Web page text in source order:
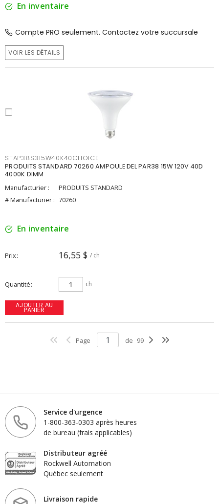
En inventaire
Compte PRO seulement. Contactez votre succursale
VOIR LES DÉTAILS
STAP38S315W40K40CHOICE
PRODUITS STANDARD 70260 AMPOULE DEL PAR38 15W 120V 40D
4000K DIMM
Manufacturier :
PRODUITS STANDARD
# Manufacturier : 70260
En inventaire
Prix 16,55 $ / ch
Quantité ch
AJOUTER AU
PANIER
Page de 99
Service d'urgence
1-800-363-0303 après heures
de bureau (frais applicables)
Distributeur agréé
Rockwell Automation
Québec seulement
Livraison rapide